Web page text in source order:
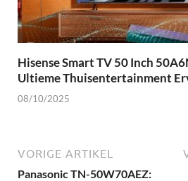
Hisense Smart TV 50 Inch
Ultieme Thuisentertainment
08/10/2025
VORIGE ARTIKEL
Panasonic TN-50W70AEZ: